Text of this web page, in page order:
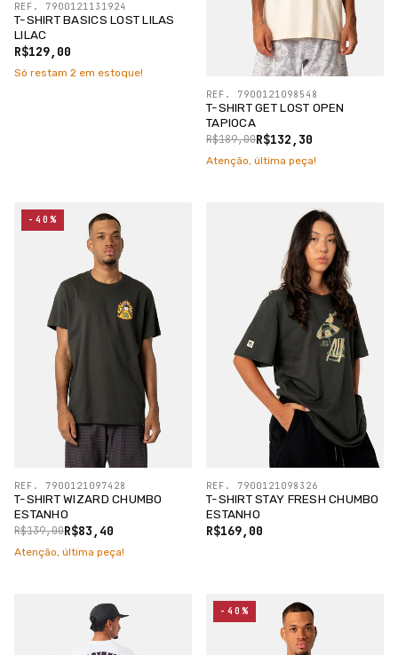
T-SHIRT BASICS LOST LILAS
LILAC
R$129,00
REF. 7900121131924
Só restam 2 em estoque!
T-SHIRT GET LOST OPEN
TAPIOCA
R$132,30
R$189,00
REF. 7900121098548
Atenção, última peça!
T-SHIRT WIZARD CHUMBO
ESTANHO
R$83,40
R$139,00
REF. 7900121097428
-40%
Atenção, última peça!
T-SHIRT STAY FRESH CHUMBO
ESTANHO
R$169,00
REF. 7900121098326
-40%